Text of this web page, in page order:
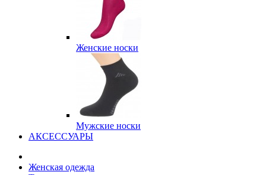
Женские носки
Мужские носки
АКСЕССУАРЫ
Женская одежда